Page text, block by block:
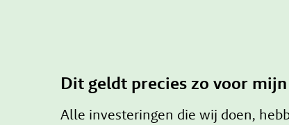
Dit geldt precies zo voor
Alle investeringen die wij doen,